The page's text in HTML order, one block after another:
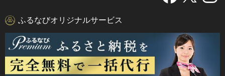
ふるなびオリジナルサービス